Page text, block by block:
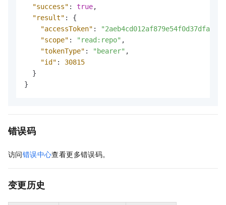
"success" : true,
"result" :
{
"accessToken" :
"scope" : "read:repo" ,
"tokenType" : "bearer" ,
"id" :
30815
}
}
错误码
访问错误中心查看更多错误码。
变更历史